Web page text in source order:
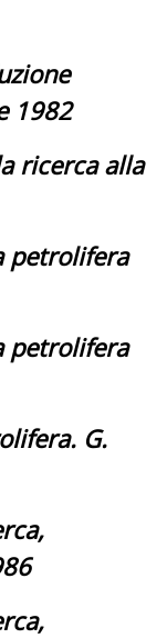
1982
ricerca alla
petrolifera
petrolifera
G.